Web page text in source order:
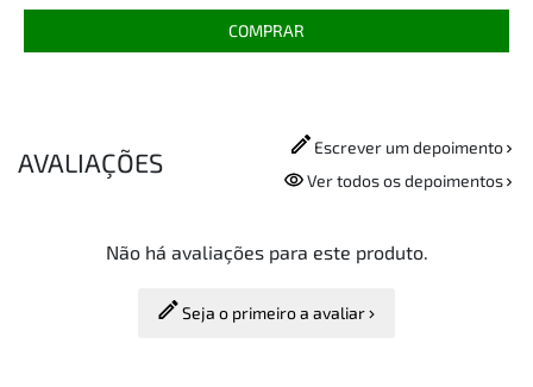
COMPRAR
AVALIAÇÕES
Escrever um depoimento
Ver todos os depoimentos
Não há avaliações para este produto.
Seja o primeiro a avaliar